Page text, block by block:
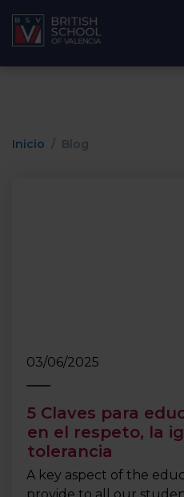
Inicio Blog
03/06/2025
5 Claves para
en el respeto, la
tolerancia
A key aspect of the